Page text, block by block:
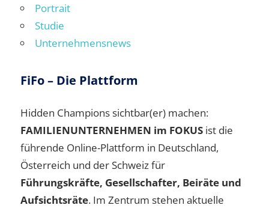
Portrait
Studie
Unternehmensnews
FiFo – Die Plattform
Hidden Champions sichtbar(er) machen:
FAMILIENUNTERNEHMEN im FOKUS ist die
führende Online-Plattform in Deutschland,
Österreich und der Schweiz für
Führungskräfte, Gesellschafter, Beiräte und
Aufsichtsräte. Im Zentrum stehen aktuelle